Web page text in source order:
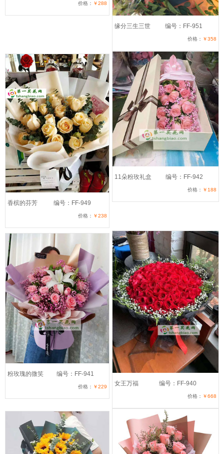
价格： ￥288
缘分三生三世 编号：FF-951
价格： ￥358
香槟的芬芳 编号：FF-949
价格： ￥238
11朵粉玫礼盒 编号：FF-942
价格： ￥188
粉玫瑰的微笑 编号：FF-941
价格： ￥229 女王万福 编号：FF-940
价格： ￥668